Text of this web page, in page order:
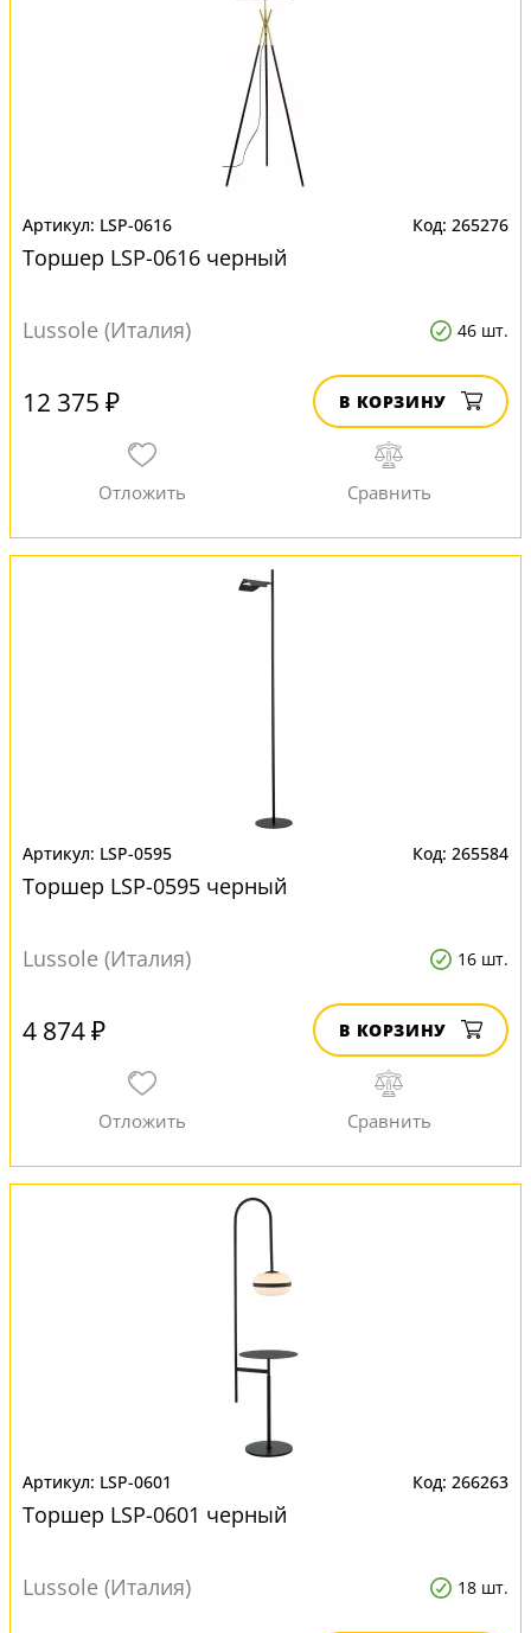
LSP-0616 265276
Торшер LSP-0616 черный
Lussole (Италия) 46 шт.
12 375 ₽ В КОРЗИНУ
LSP-0595 265584
Торшер LSP-0595 черный
Lussole (Италия) 16 шт.
4 874 ₽ В КОРЗИНУ
LSP-0601 266263
Торшер LSP-0601 черный
Lussole (Италия) 18 шт.